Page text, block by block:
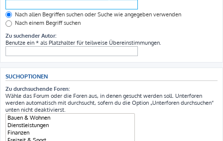
Nach allen Begriffen suchen oder Suche wie angegeben verwenden
Nach einem Begriff suchen
Zu suchender Autor:
Benutze ein * als Platzhalter für teilweise Übereinstimmungen.
SUCHOPTIONEN
Zu durchsuchende Foren:
Wähle das Forum oder die Foren aus, in denen gesucht werden soll. Unterforen
werden automatisch mit durchsucht, sofern du die Option „Unterforen durchsuchen“
unten nicht deaktivierst.